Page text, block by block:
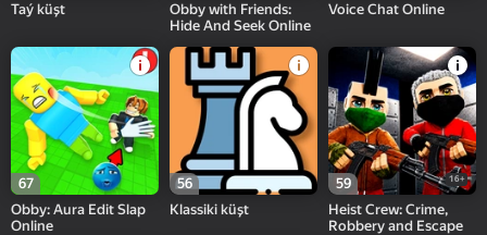
Taý küşt
Obby with Friends:
Hide And Seek Online
Voice Chat Online
67
Obby: Aura Edit Slap
Online
56
Klassiki küşt
59 16+
Heist Crew: Crime,
Robbery and Escape